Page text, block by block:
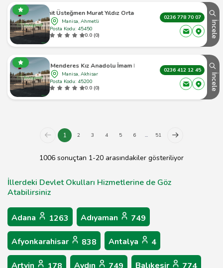
Şehit Üsteğmen Murat Yıldız Ortaokulu
Manisa, Ahmetli
Posta Kodu: 45450
0.0 (0)
0236 778 70 07
İncele
Adnan Menderes Kız Anadolu İmam Hatip Lisesi
Manisa, Akhisar
Posta Kodu: 45200
0.0 (0)
0236 412 12 45
İncele
1 2 3 4 5 6 ... 51
1006 sonuçtan 1-20 arasındakiler gösteriliyor
İllerdeki Devlet Okulları Hizmetlerine de Göz
Atabilirsiniz
Adana 1263 Adıyaman 749
Afyonkarahisar 838 Antalya 4
Artvin Aydın Balıkesir